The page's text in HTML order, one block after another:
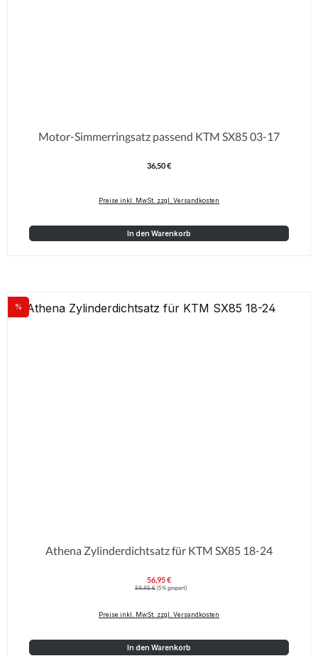
Motor-Simmerringsatz passend KTM SX85 03-17
Regulärer Preis:
36,50 €
Preise inkl. MwSt. zzgl. Versandkosten
In den Warenkorb
Rabatt
%
Athena Zylinderdichtsatz für KTM SX85 18-24
Verkaufspreis:
56,95 €
Regulärer Preis:
59,95 € (5% gespart)
Preise inkl. MwSt. zzgl. Versandkosten
In den Warenkorb